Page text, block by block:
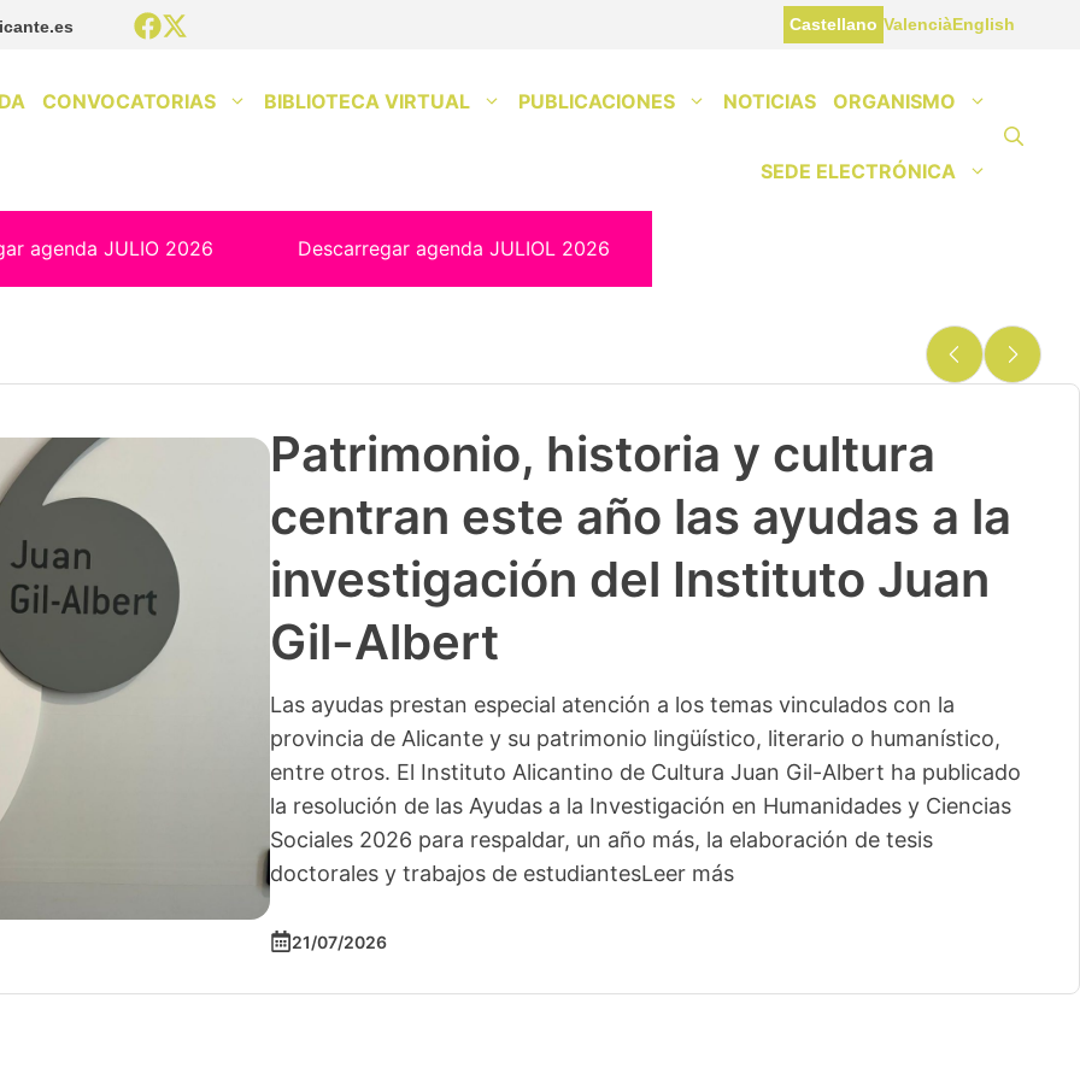
Castellano ValenciàEnglish
CONVOCATORIAS BIBLIOTECA VIRTUAL PUBLICACIONES NOTICIAS ORGANISMO
SEDE ELECTRÓNICA
agenda JULIO 2026 Descarregar agenda JULIOL 2026
Patrimonio, historia y cultura
centran este año las ayudas a la
investigación del Instituto Juan
Gil-Albert
Las ayudas prestan especial atención a los temas vinculados con la
provincia de Alicante y su patrimonio lingüístico, literario o humanístico,
entre otros. El Instituto Alicantino de Cultura Juan Gil-Albert ha publicado
la resolución de las Ayudas a la Investigación en Humanidades y Ciencias
Sociales 2026 para respaldar, un año más, la elaboración de tesis
doctorales y trabajos de estudiantesLeer más
21/07/2026